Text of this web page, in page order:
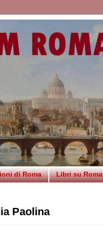
di Roma Libri su Roma
Paolina